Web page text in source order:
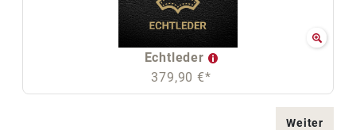
Echtleder
379,90 €*
Weiter